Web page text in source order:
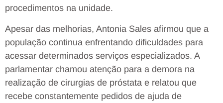
procedimentos na unidade.
Apesar das melhorias, Antonia Sales afirmou que a
população continua enfrentando dificuldades para
acessar determinados serviços especializados. A
parlamentar chamou atenção para a demora na
realização de cirurgias de próstata e relatou que
recebe constantemente pedidos de ajuda de